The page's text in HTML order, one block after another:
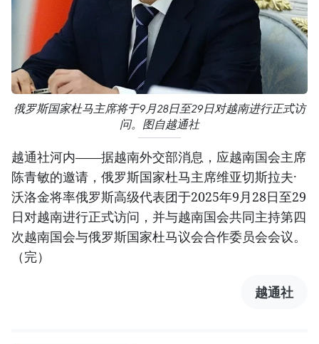
俄罗斯国家杜马主席将于9月28日至29日对越南进行正式访
问。图自越通社
越通社河内——据越南外交部消息，应越南国会主席
陈青敏的邀请，俄罗斯国家杜马主席维亚切斯拉夫·
沃洛金将率俄罗斯高级代表团于2025年9月28日至29
日对越南进行正式访问，并与越南国会共同主持第四
次越南国会与俄罗斯国家杜马议会合作委员会会议。
（完）
越通社